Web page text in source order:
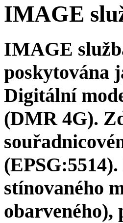
IMAGE
IMAGE
poskytována
Digitální
(DMR 4G).
stínovaného
obarveného),